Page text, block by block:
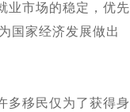
业市场的稳定，优先
国家经济发展做出
多移民仅为了获得身